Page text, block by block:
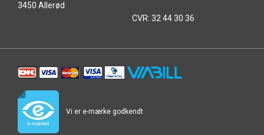
3450 Allerød
CVR: 32 44 30 36
Vi er e-mærke godkendt